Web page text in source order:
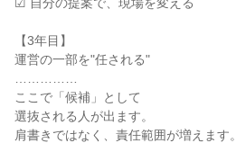
【3年目】
運営の一部を"任される"
ここで「候補」として
選抜される人が出ます。
肩書きではなく、責任範囲が増えます。